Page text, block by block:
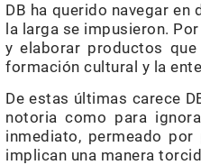
DB ha querido navegar
la larga se impusieron.
y elaborar productos
formación cultural y la
De estas últimas carece
notoria como para
inmediato, permeado
implican una manera